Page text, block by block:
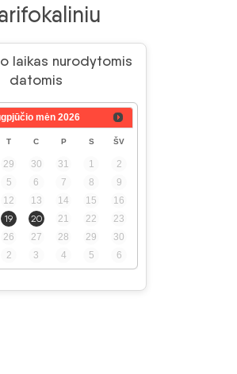
laikas nurodytomis
datomis
mėn 2026
T C P S ŠV
29 30 31 1
2
5 6 7 8
9
12 13 14 15
16
19 20 21 22
23
26 27 28 29
30
2 3 4 5 6